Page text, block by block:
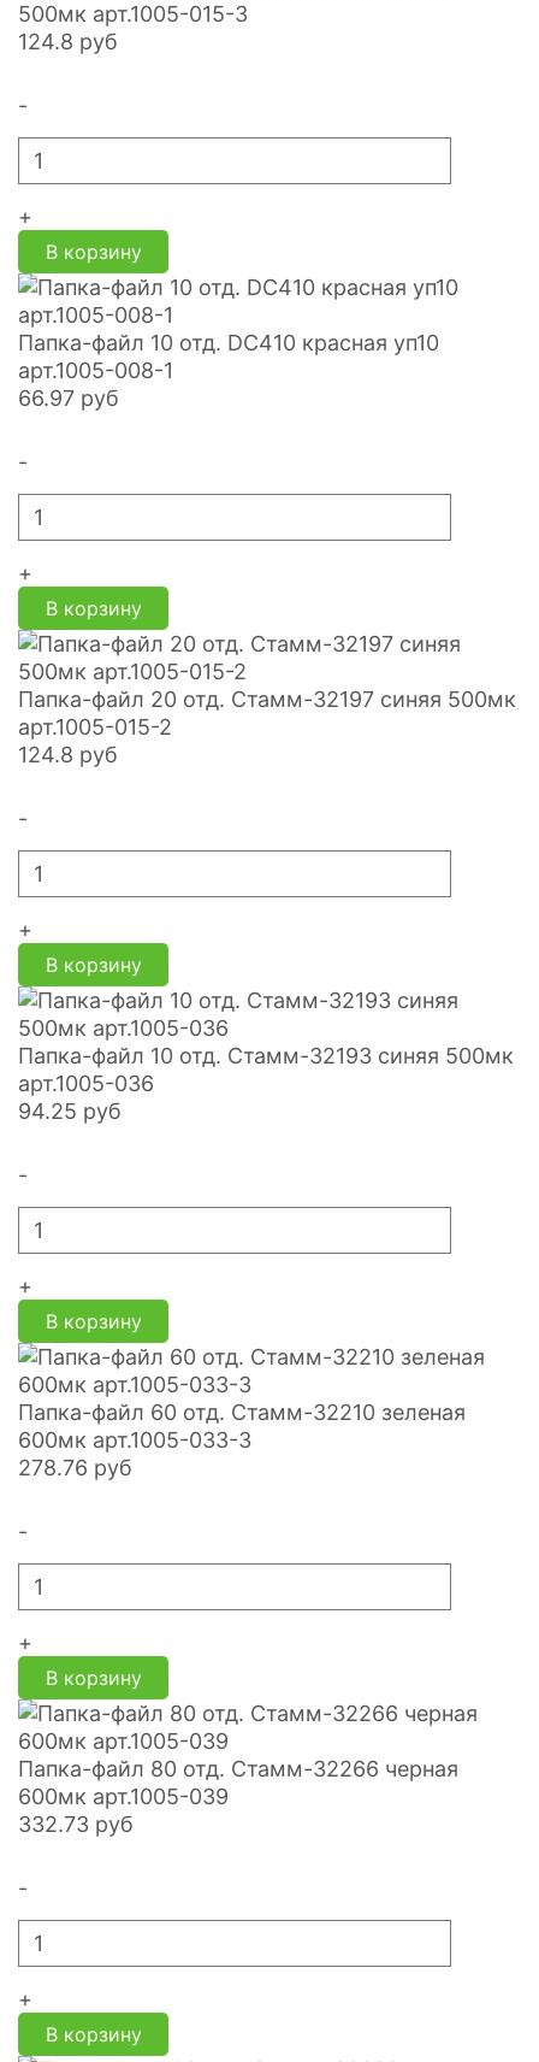
500мк арт.1005-015-3
124.8 руб
-
+
В корзину
Папка-файл 10 отд. DC410 красная уп10
арт.1005-008-1
66.97 руб
-
+
В корзину
Папка-файл 20 отд. Стамм-32197 синяя 500мк
арт.1005-015-2
124.8 руб
-
+
В корзину
Папка-файл 10 отд. Стамм-32193 синяя 500мк
арт.1005-036
94.25 руб
-
+
В корзину
Папка-файл 60 отд. Стамм-32210 зеленая
600мк арт.1005-033-3
278.76 руб
-
+
В корзину
Папка-файл 80 отд. Стамм-32266 черная
600мк арт.1005-039
332.73 руб
-
+
В корзину